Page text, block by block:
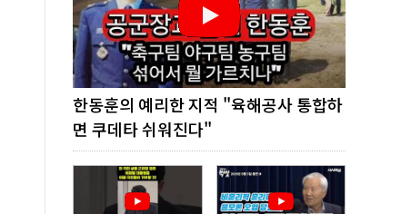
한동훈의 예리한 지적 "육해공사 통합하
면 쿠데타 쉬워진다"